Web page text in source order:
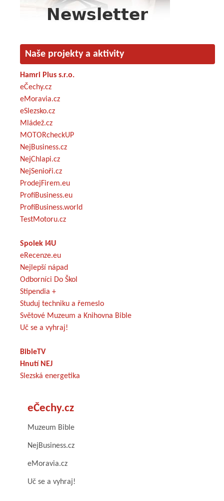
Naše projekty a aktivity
Hamri Plus s.r.o.
eČechy.cz
eMoravia.cz
eSlezsko.cz
Mládež.cz
MOTORcheckUP
NejBusiness.cz
NejChlapi.cz
NejSenioři.cz
ProdejFirem.eu
ProfiBusiness.eu
ProfiBusiness.world
TestMotoru.cz
Spolek I4U
eRecenze.eu
Nejlepší nápad
Odborníci Do Škol
Stipendia +
Studuj techniku a řemeslo
Světové Muzeum a Knihovna Bible
Uč se a vyhraj!
BibleTV
Hnutí NEJ
Slezská energetika
eČechy.cz
Muzeum Bible
NejBusiness.cz
eMoravia.cz
Uč se a vyhraj!